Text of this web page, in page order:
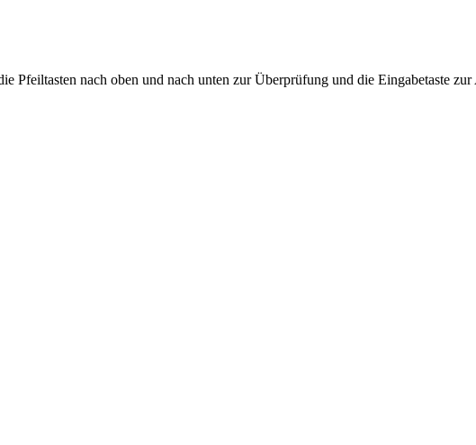
Pfeiltasten nach oben und nach unten zur Überprüfung und die Eingabetaste